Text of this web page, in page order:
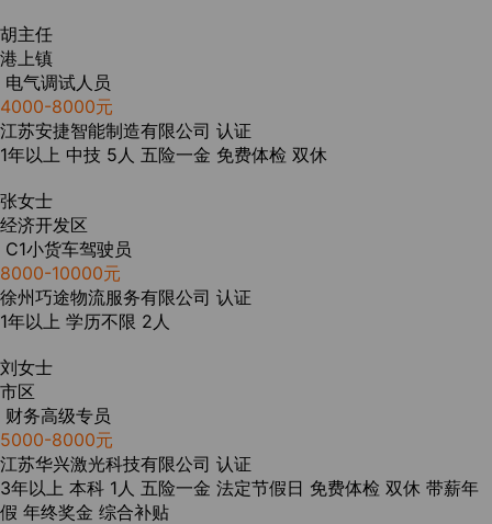
胡主任
港上镇
电气调试人员
4000-8000元
江苏安捷智能制造有限公司 认证
1年以上 中技 5人 五险一金 免费体检 双休
张女士
经济开发区
C1小货车驾驶员
8000-10000元
徐州巧途物流服务有限公司 认证
1年以上 学历不限 2人
刘女士
市区
财务高级专员
5000-8000元
江苏华兴激光科技有限公司 认证
3年以上 本科 1人 五险一金 法定节假日 免费体检 双休 带薪年
假 年终奖金 综合补贴